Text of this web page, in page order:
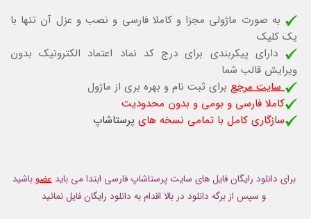
به صورت ماژولی مجزا و کاملا فارسی و نصب و عزل آن تنها با
یک کلیک
داراي پيكربندي براي درج كد نماد اعتماد الكترونيك بدون
ويرايش قالب شما
سایت مرجع برای ثبت نام و بهره بری از ماژول
کاملا فارسی و بومی و بدون محدودیت
سازگاری کامل با تمامی نسخه های پرستاشاپ
برای دانلود رایگان فایل های سایت پرستاشاپ فارسی ابتدا می بایدعضوباشید
و سپس از برگه دانلود در بالا اقدام به دانلود رایگان فایل نمائید